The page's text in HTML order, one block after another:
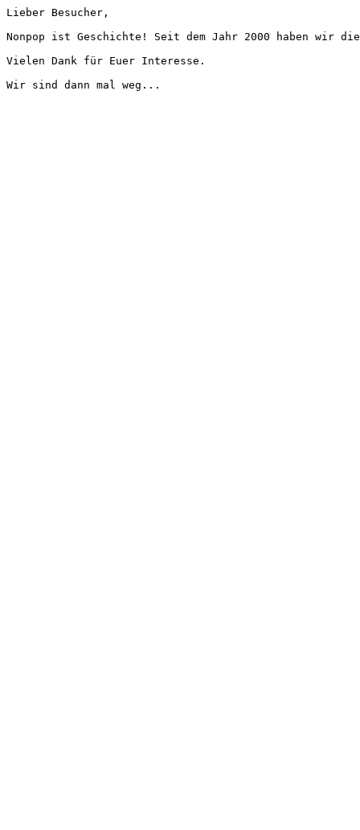
Lieber Besucher,
Nonpop ist Geschichte! Seit dem Jahr 2000 haben wir
Vielen Dank für Euer Interesse.
Wir sind dann mal weg...